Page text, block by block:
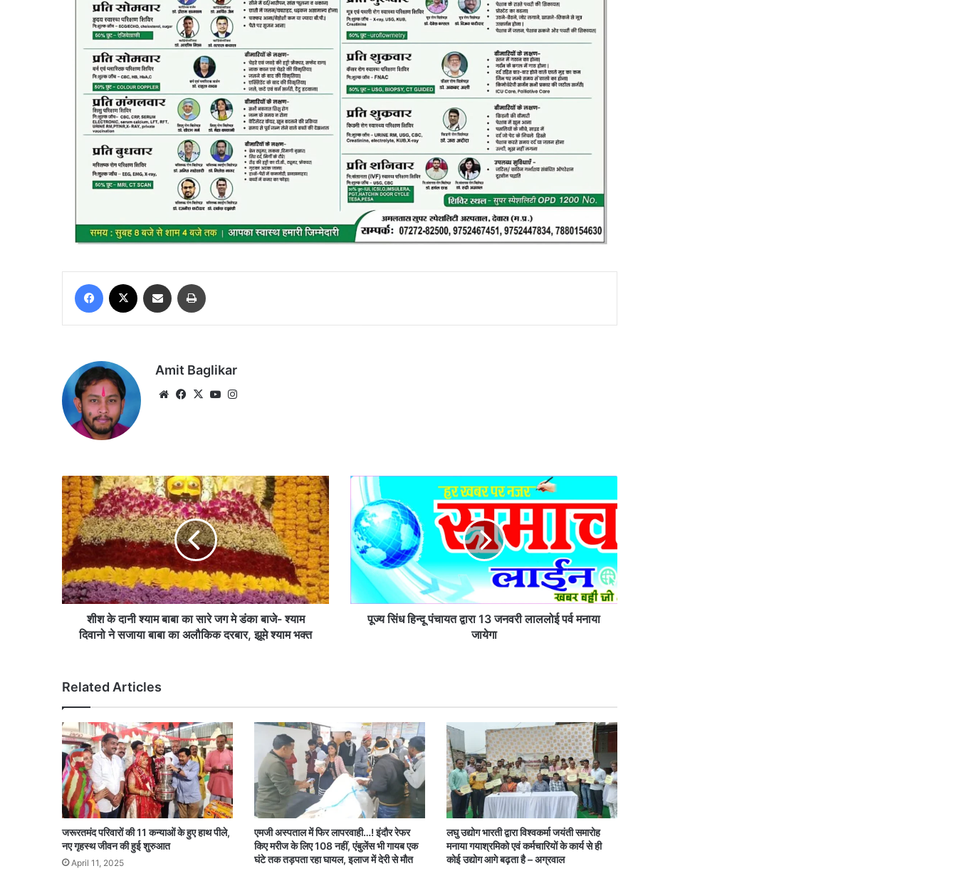
Facebook Share via Email
Amit Baglikar
WebsiteFacebook
X YouTube
शीश
के
दानी
श्याम
बाबा
का
सारे
जग
मे
सजाया
बाबा
का
अलौकिक
दरबार,
झूमे
श्याम
भक्त
शीश के दानी श्याम बाबा का सारे जग मे डंका बाजे- श्याम
दिवानो ने सजाया बाबा का अलौकिक दरबार, झूमे श्याम भक्त
पूज्य
सिंध
हिन्दू
पंचायत
द्वारा
13
जनवरी
लाललोई
पर्व
मनायापूज्य सिंध हिन्दू पंचायत द्वारा 13 जनवरी लाललोई पर्व मनाया
जायेगा
Related Articles
जरूरतमंद परिवारों की 11 कन्याओं के हुए हाथ पीले,
नए गृहस्थ जीवन की हुई शुरुआत
April 11, 2025
एमजी अस्पताल में फिर लापरवाही…! इंदौर रेफर
किए मरीज के लिए 108 नहीं, एंबुलेंस भी गायब एक
घंटे तक तड़पता रहा घायल, इलाज में देरी से मौत
लघु उद्योग भारती द्वारा विश्वकर्मा जयंती समारोह
मनाया गयाश्रमिको एवं कर्मचारियों के कार्य से ही
कोई उद्योग आगे बढ़ता है – अग्रवाल